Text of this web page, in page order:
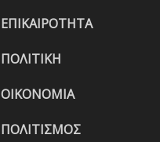
ΕΠΙΚΑΙΡΟΤΗΤΑ
ΠΟΛΙΤΙΚΗ
ΟΙΚΟΝΟΜΙΑ
ΠΟΛΙΤΙΣΜΟΣ